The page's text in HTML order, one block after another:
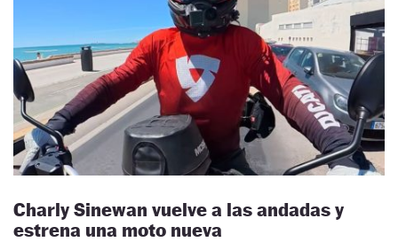
Charly Sinewan vuelve a las andadas y
estrena una moto nueva